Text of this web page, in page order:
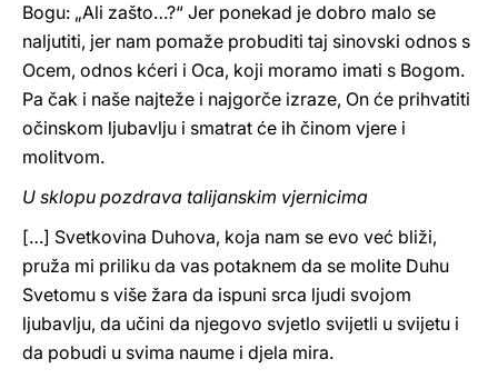
Bogu: „Ali zašto…?“ Jer ponekad je dobro malo se
naljutiti, jer nam pomaže probuditi taj sinovski odnos s
Ocem, odnos kćeri i Oca, koji moramo imati s Bogom.
Pa čak i naše najteže i najgorče izraze, On će prihvatiti
očinskom ljubavlju i smatrat će ih činom vjere i
molitvom.
U sklopu pozdrava talijanskim vjernicima
[…] Svetkovina Duhova, koja nam se evo već bliži,
pruža mi priliku da vas potaknem da se molite Duhu
Svetomu s više žara da ispuni srca ljudi svojom
ljubavlju, da učini da njegovo svjetlo svijetli u svijetu i
da pobudi u svima naume i djela mira.